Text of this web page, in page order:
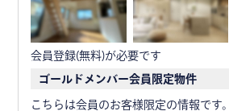
会員登録(無料)が必要です
ゴールドメンバー会員限定物件
こちらは会員のお客様限定の情報です。